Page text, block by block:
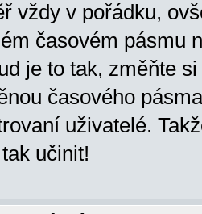
vždy v pořádku,
časovém pásmu
je to tak, změňte
časového
uživatelé.
učinit!